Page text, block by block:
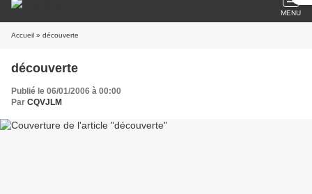
MENU
Accueil » découverte
découverte
Publié le 06/01/2006 à 00:00
Par CQVJLM